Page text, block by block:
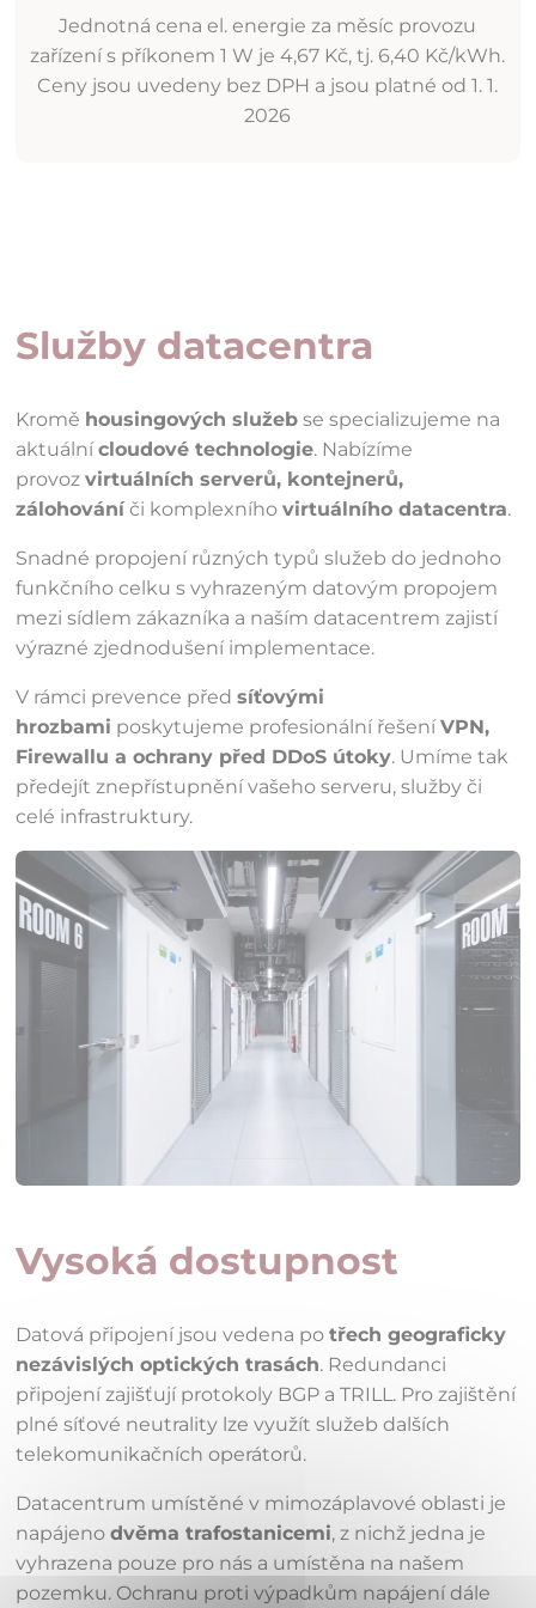
Jednotná cena el. energie za měsíc provozu
zařízení s příkonem 1 W je 4,67 Kč, tj. 6,40 Kč/kWh.
Ceny jsou uvedeny bez DPH a jsou platné od 1. 1.
2026
Služby datacentra
Kromě housingových služeb se specializujeme na
aktuálnícloudové technologie. Nabízíme
provozvirtuálních serverů, kontejnerů,
zálohováníči komplexníhovirtuálního datacentra.
Snadné propojení různých typů služeb do jednoho
funkčního celku s vyhrazeným datovým propojem
mezi sídlem zákazníka a naším datacentrem zajistí
výrazné zjednodušení implementace.
V rámci prevence předsíťovými
hrozbami poskytujeme profesionální řešeníVPN,
Firewallu a ochrany před DDoS útoky. Umíme tak
předejít znepřístupnění vašeho serveru, služby či
celé infrastruktury.
Vysoká dostupnost
Datová připojení jsou vedena potřech geograficky
nezávislých optických trasách. Redundanci
připojení zajišťují protokoly BGP a TRILL. Pro zajištění
plné síťové neutrality lze využít služeb dalších
telekomunikačních operátorů.
Datacentrum umístěné v mimozáplavové oblasti je
napájenodvěma trafostanicemi, z nichž jedna je
vyhrazena pouze pro nás a umístěna na našem
pozemku. Ochranu proti výpadkům napájení dále